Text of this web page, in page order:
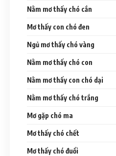
Nằm mơ thấy chó cắn
Mơ thấy con chó đen
Ngủ mơ thấy chó vàng
Nằm mơ thấy chó con
Nằm mơ thấy con chó dại
Nằm mơ thấy chó trắng
Mơ gặp chó ma
Mơ thấy chó chết
Mơ thấy chó đuổi